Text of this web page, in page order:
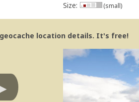
Size: (small)
location details. It's free!